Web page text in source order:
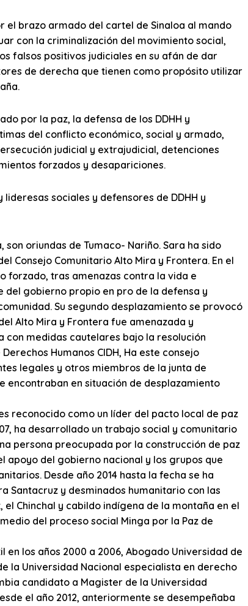
brazo armado del cartel de Sinaloa al mando
con la criminalización del movimiento social,
falsos positivos judiciales en su afán de dar
de derecha que tienen como propósito utilizar
por la paz, la defensa de los DDHH y
del conflicto económico, social y armado,
judicial y extrajudicial, detenciones
forzados y desapariciones.
sociales y defensores de DDHH y
son oriundas de Tumaco- Nariño. Sara ha sido
Consejo Comunitario Alto Mira y Frontera. En el
forzado, tras amenazas contra la vida e
gobierno propio en pro de la defensa y
Su segundo desplazamiento se provocó
Alto Mira y Frontera fue amenazada y
con medidas cautelares bajo la resolución
Humanos CIDH, Ha este consejo
legales y otros miembros de la junta de
encontraban en situación de desplazamiento
reconocido como un líder del pacto local de paz
ha desarrollado un trabajo social y comunitario
persona preocupada por la construcción de paz
apoyo del gobierno nacional y los grupos que
Desde año 2014 hasta la fecha se ha
Santacruz y desminados humanitario con las
Chinchal y cabildo indígena de la montaña en el
del proceso social Minga por la Paz de
los años 2000 a 2006, Abogado Universidad de
la Universidad Nacional especialista en derecho
candidato a Magister de la Universidad
el año 2012, anteriormente se desempeñaba